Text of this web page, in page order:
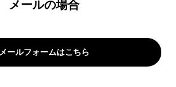
メールの場合
メールフォームはこちら